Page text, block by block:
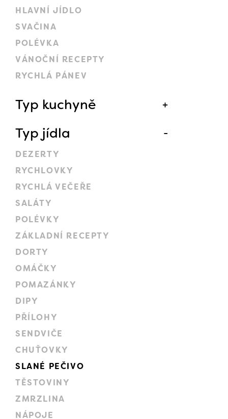
HLAVNÍ JÍDLO
SVAČINA
POLÉVKA
VÁNOČNÍ RECEPTY
RYCHLÁ PÁNEV
Typ kuchyně
Typ jídla
DEZERTY
RYCHLOVKY
RYCHLÁ VEČEŘE
SALÁTY
POLÉVKY
ZÁKLADNÍ RECEPTY
DORTY
OMÁČKY
POMAZÁNKY
DIPY
PŘÍLOHY
SENDVIČE
CHUŤOVKY
SLANÉ PEČIVO
TĚSTOVINY
ZMRZLINA
NÁPOJE